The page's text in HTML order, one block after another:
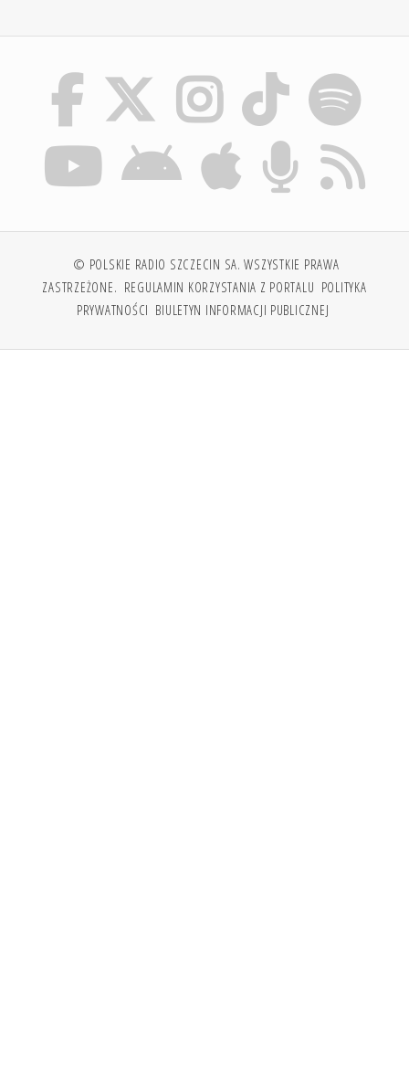
© POLSKIE RADIO SZCZECIN SA. WSZYSTKIE PRAWA
ZASTRZEŻONE. REGULAMIN KORZYSTANIA Z PORTALU POLITYKA
PRYWATNOŚCI BIULETYN INFORMACJI PUBLICZNEJ